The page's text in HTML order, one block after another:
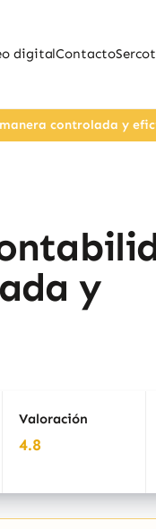
digitalContacto
controlada y
y
Valoración
4.8